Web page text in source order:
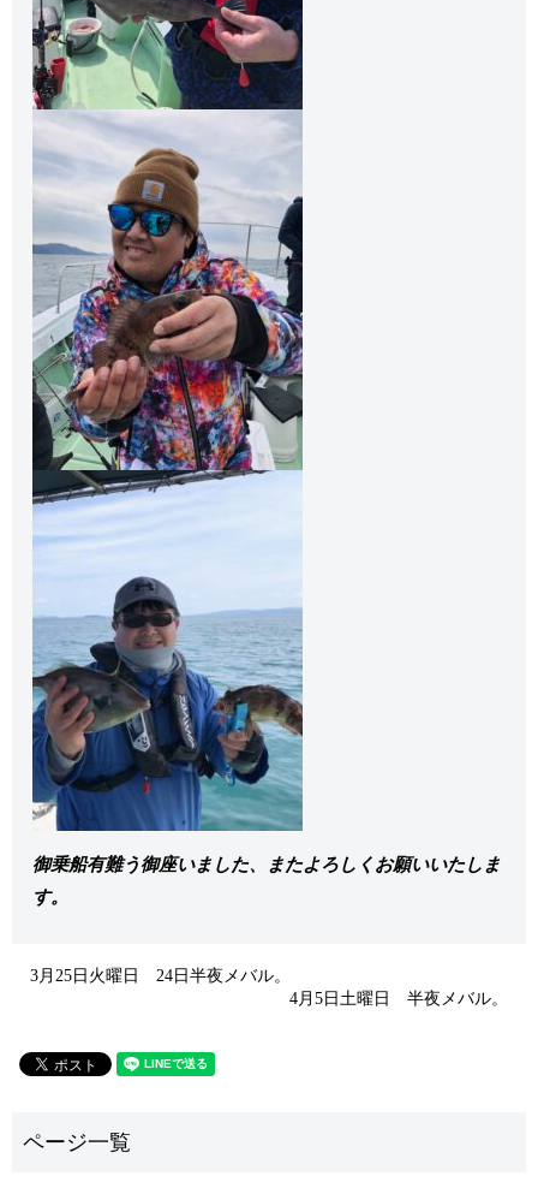
御乗船有難う御座いました、またよろしくお願いいたしま
す。
3月25日火曜日 24日半夜メバル。
4月5日土曜日 半夜メバル。